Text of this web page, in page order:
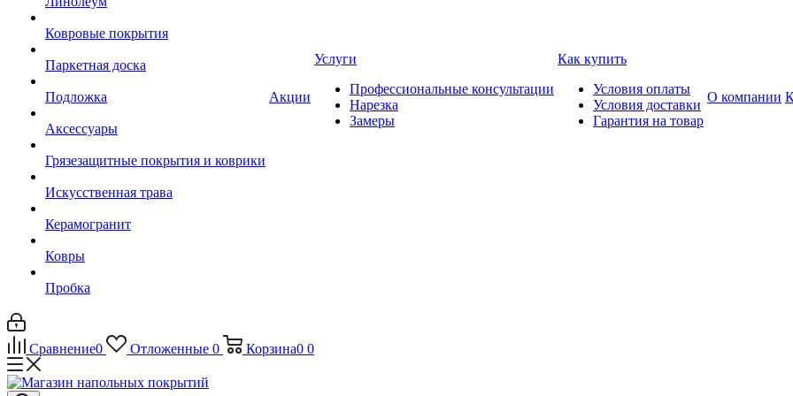
Ковровые покрытия
Паркетная доска
Подложка
Аксессуары
Грязезащитные покрытия и коврики
Искусственная трава
Керамогранит
Ковры
Пробка
Акции
Услуги
Профессиональные консультации
Нарезка
Замеры
Как купить
Условия оплаты
Условия доставки
Гарантия на товар
О компании
Сравнение0 Отложенные 0 Корзина0 0